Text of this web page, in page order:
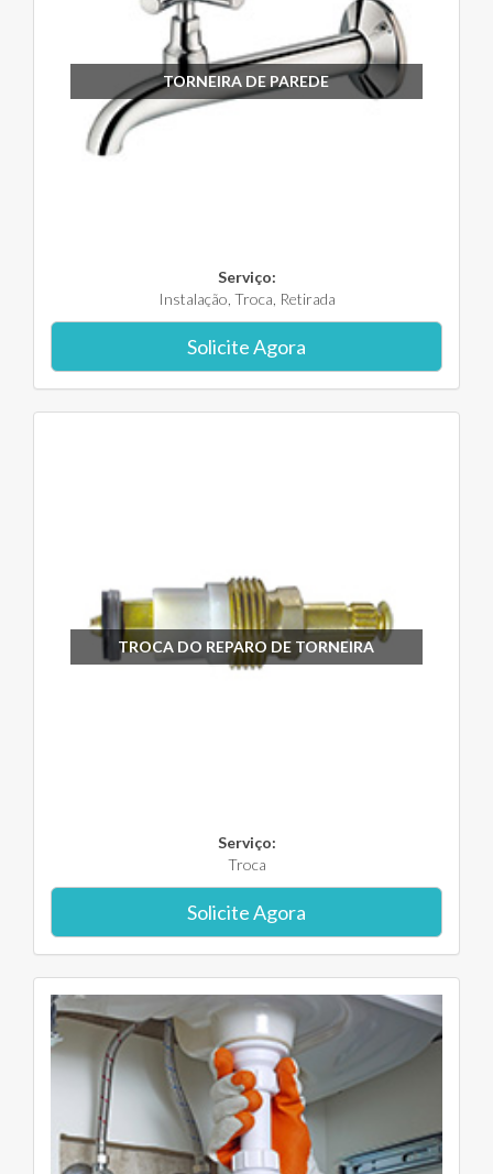
TORNEIRA DE PAREDE
Serviço:
Instalação, Troca, Retirada
Solicite Agora
TROCA DO REPARO DE TORNEIRA
Serviço:
Troca
Solicite Agora